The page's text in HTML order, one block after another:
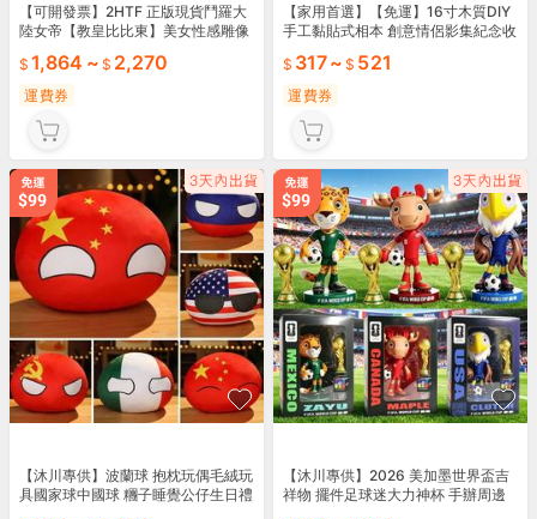
【可開發票】2HTF 正版現貨鬥羅大
陸女帝【教皇比比東】美女性感雕像
1,864 ~ 2,270
運費券
【家用首選】【免運】16寸木質DIY
手工黏貼式相本 創意情侶影集紀念收
317~ 521
運費券
【沐川專供】波蘭球 抱枕玩偶毛絨玩
具國家球中國球 糰子睡覺公仔生日禮
【沐川專供】2026 美加墨世界盃吉
祥物 擺件足球迷大力神杯 手辦周邊